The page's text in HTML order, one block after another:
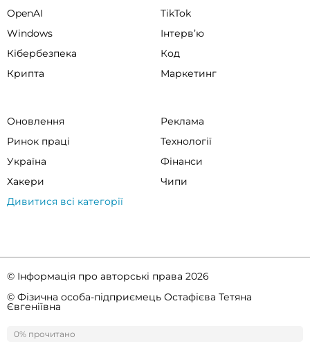
0% прочитано
0%
OpenAI
TikTok
Windows
Інтервʼю
Кібербезпека
Код
Крипта
Маркетинг
Оновлення
Реклама
Ринок праці
Технології
Україна
Фінанси
Хакери
Чипи
Дивитися всі категорії
© Інформація про авторські права 2026
© Фізична особа-підприємець Остафієва Тетяна
Євгеніївна
Правила спільноти